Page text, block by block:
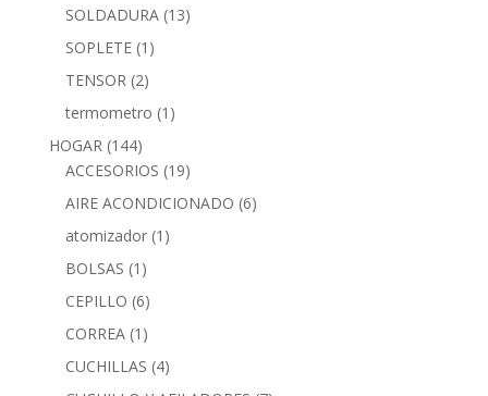
SOLDADURA (13)
SOPLETE (1)
TENSOR (2)
termometro (1)
HOGAR (144)
ACCESORIOS (19)
AIRE ACONDICIONADO (6)
atomizador (1)
BOLSAS (1)
CEPILLO (6)
CORREA (1)
CUCHILLAS (4)